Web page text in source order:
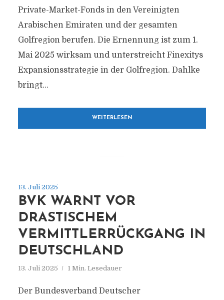
Private-Market-Fonds in den Vereinigten
Arabischen Emiraten und der gesamten
Golfregion berufen. Die Ernennung ist zum 1.
Mai 2025 wirksam und unterstreicht Finexitys
Expansionsstrategie in der Golfregion. Dahlke
bringt...
WEITERLESEN
13. Juli 2025
BVK WARNT VOR
DRASTISCHEM
VERMITTLERRÜCKGANG IN
DEUTSCHLAND
13. Juli 2025 1 Min. Lesedauer
Der Bundesverband Deutscher